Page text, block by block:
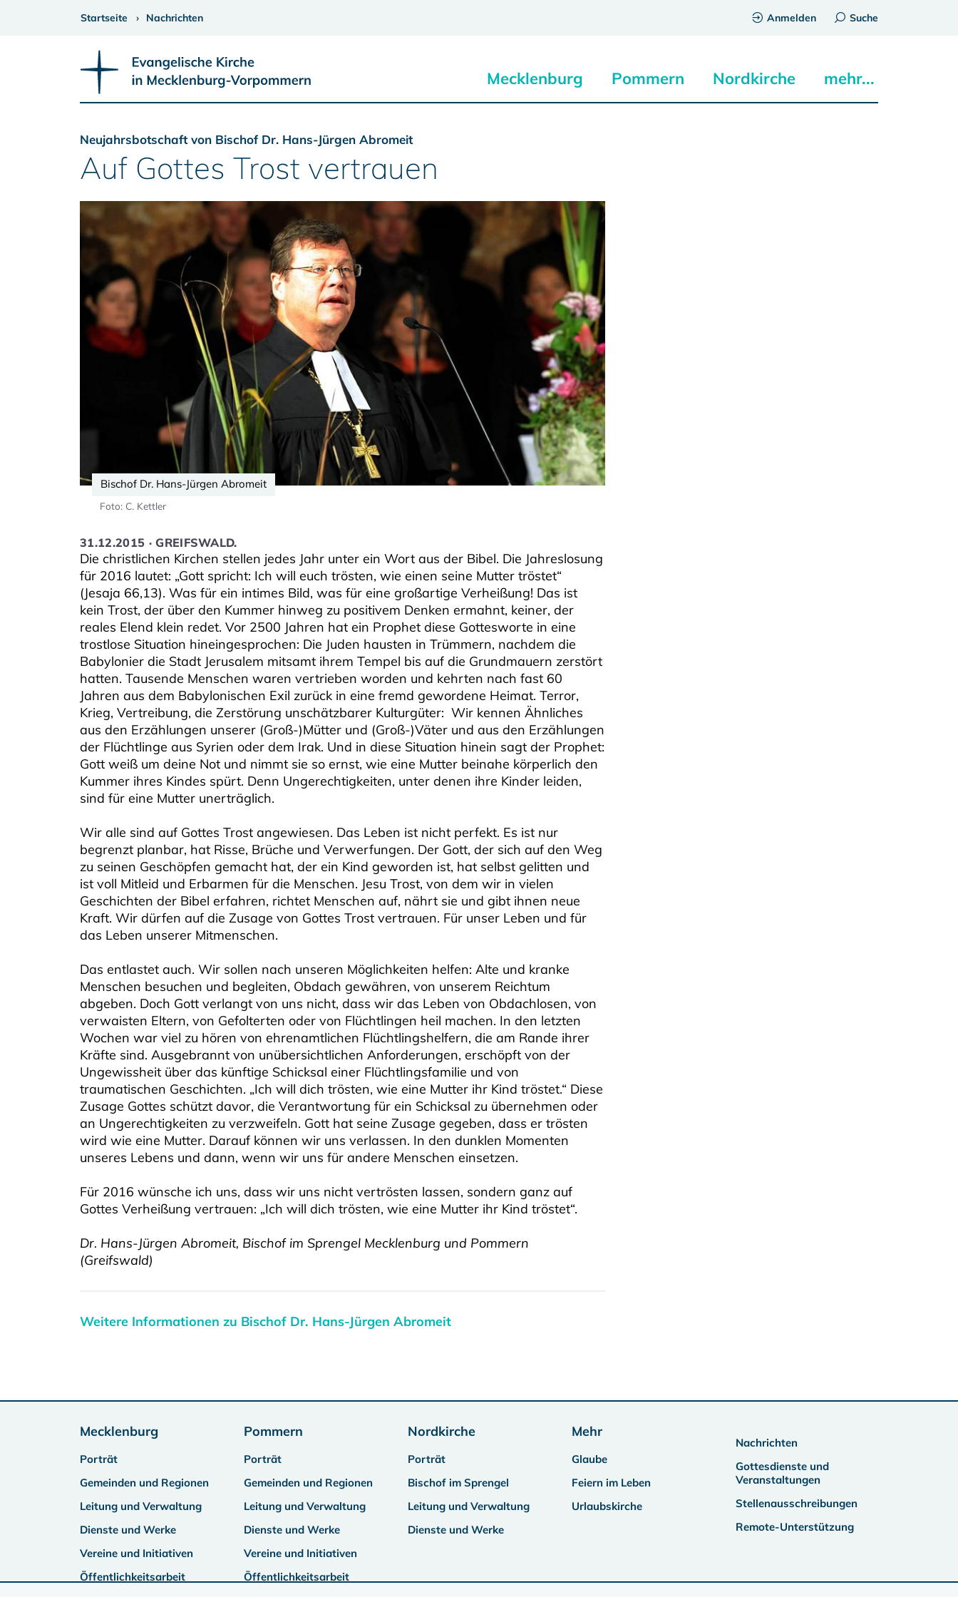
Startseite Nachrichten Anmelden Suche
Mecklenburg Pommern Nordkirche mehr...
Neujahrsbotschaft von Bischof Dr. Hans-Jürgen Abromeit
Auf Gottes Trost vertrauen
Bischof Dr. Hans-Jürgen Abromeit
Foto: C. Kettler
31.12.2015 · GREIFSWALD.
Die christlichen Kirchen stellen jedes Jahr unter ein Wort aus der Bibel. Die Jahreslosung
für 2016 lautet: „Gott spricht: Ich will euch trösten, wie einen seine Mutter tröstet“
(Jesaja 66,13). Was für ein intimes Bild, was für eine großartige Verheißung! Das ist
kein Trost, der über den Kummer hinweg zu positivem Denken ermahnt, keiner, der
reales Elend klein redet. Vor 2500 Jahren hat ein Prophet diese Gottesworte in eine
trostlose Situation hineingesprochen: Die Juden hausten in Trümmern, nachdem die
Babylonier die Stadt Jerusalem mitsamt ihrem Tempel bis auf die Grundmauern zerstört
hatten. Tausende Menschen waren vertrieben worden und kehrten nach fast 60
Jahren aus dem Babylonischen Exil zurück in eine fremd gewordene Heimat. Terror,
Krieg, Vertreibung, die Zerstörung unschätzbarer Kulturgüter: Wir kennen Ähnliches
aus den Erzählungen unserer (Groß-)Mütter und (Groß-)Väter und aus den Erzählungen
der Flüchtlinge aus Syrien oder dem Irak. Und in diese Situation hinein sagt der Prophet:
Gott weiß um deine Not und nimmt sie so ernst, wie eine Mutter beinahe körperlich den
Kummer ihres Kindes spürt. Denn Ungerechtigkeiten, unter denen ihre Kinder leiden,
sind für eine Mutter unerträglich.
Wir alle sind auf Gottes Trost angewiesen. Das Leben ist nicht perfekt. Es ist nur
begrenzt planbar, hat Risse, Brüche und Verwerfungen. Der Gott, der sich auf den Weg
zu seinen Geschöpfen gemacht hat, der ein Kind geworden ist, hat selbst gelitten und
ist voll Mitleid und Erbarmen für die Menschen. Jesu Trost, von dem wir in vielen
Geschichten der Bibel erfahren, richtet Menschen auf, nährt sie und gibt ihnen neue
Kraft. Wir dürfen auf die Zusage von Gottes Trost vertrauen. Für unser Leben und für
das Leben unserer Mitmenschen.
Das entlastet auch. Wir sollen nach unseren Möglichkeiten helfen: Alte und kranke
Menschen besuchen und begleiten, Obdach gewähren, von unserem Reichtum
abgeben. Doch Gott verlangt von uns nicht, dass wir das Leben von Obdachlosen, von
verwaisten Eltern, von Gefolterten oder von Flüchtlingen heil machen. In den letzten
Wochen war viel zu hören von ehrenamtlichen Flüchtlingshelfern, die am Rande ihrer
Kräfte sind. Ausgebrannt von unübersichtlichen Anforderungen, erschöpft von der
Ungewissheit über das künftige Schicksal einer Flüchtlingsfamilie und von
traumatischen Geschichten. „Ich will dich trösten, wie eine Mutter ihr Kind tröstet.“ Diese
Zusage Gottes schützt davor, die Verantwortung für ein Schicksal zu übernehmen oder
an Ungerechtigkeiten zu verzweifeln. Gott hat seine Zusage gegeben, dass er trösten
wird wie eine Mutter. Darauf können wir uns verlassen. In den dunklen Momenten
unseres Lebens und dann, wenn wir uns für andere Menschen einsetzen.
Für 2016 wünsche ich uns, dass wir uns nicht vertrösten lassen, sondern ganz auf
Gottes Verheißung vertrauen: „Ich will dich trösten, wie eine Mutter ihr Kind tröstet“.
Dr. Hans-Jürgen Abromeit, Bischof im Sprengel Mecklenburg und Pommern
(Greifswald)
Weitere Informationen zu Bischof Dr. Hans-Jürgen Abromeit
Mecklenburg
Porträt
Gemeinden und Regionen
Leitung und Verwaltung
Dienste und Werke
Vereine und Initiativen
Öffentlichkeitsarbeit
Pommern
Porträt
Gemeinden und Regionen
Leitung und Verwaltung
Dienste und Werke
Vereine und Initiativen
Öffentlichkeitsarbeit
Nordkirche
Porträt
Bischof im Sprengel
Leitung und Verwaltung
Dienste und Werke
Mehr
Glaube
Feiern im Leben
Urlaubskirche
Nachrichten
Gottesdienste und
Veranstaltungen
Stellenausschreibungen
Remote-Unterstützung